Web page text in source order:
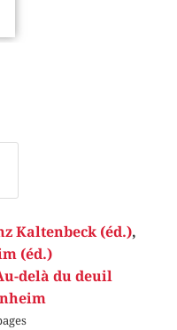
Kaltenbeck (éd.),
(éd.)
delà du deuil